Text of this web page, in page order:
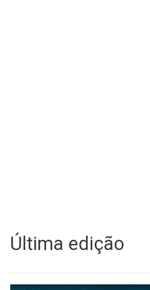
Última edição